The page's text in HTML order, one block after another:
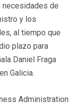
de
y los
al tiempo que
plazo para
Daniel Fraga
Galicia.
Administration